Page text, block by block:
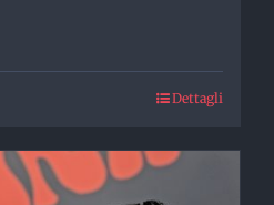
Dettagli